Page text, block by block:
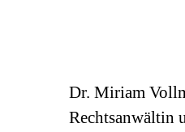
Dr. Miriam
Rechtsanwältin